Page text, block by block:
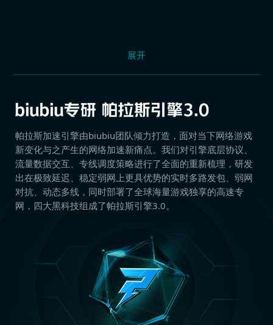
展开
帕拉斯加速引擎由biubiu团队倾力打造，面对当下网络游戏
新变化与之产生的网络加速新痛点。我们对引擎底层协议、
流量数据交互、专线调度策略进行了全面的重新梳理，研发
出在极致延迟、稳定弱网上更具优势的实时多路发包、弱网
对抗、动态多线，同时部署了全球海量游戏独享的高速专
网，四大黑科技组成了帕拉斯引擎3.0。